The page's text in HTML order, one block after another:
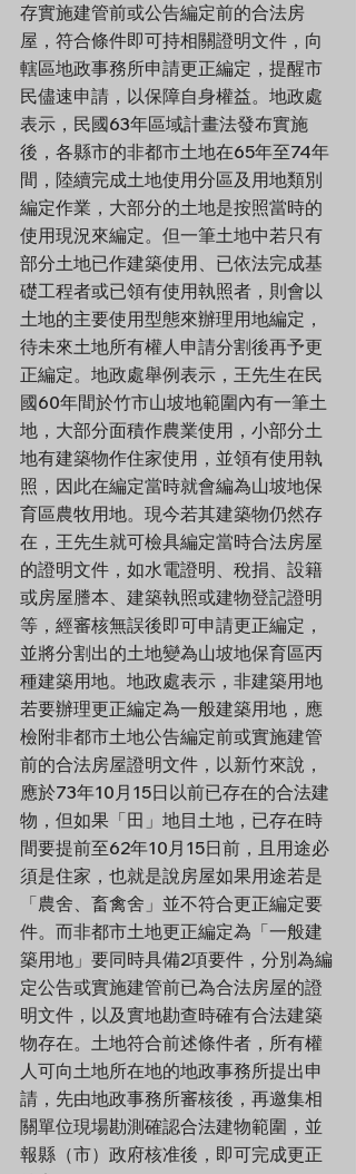
存實施建管前或公告編定前的合法房
屋，符合條件即可持相關證明文件，向
轄區地政事務所申請更正編定，提醒市
民儘速申請，以保障自身權益。地政處
表示，民國63年區域計畫法發布實施
後，各縣市的非都市土地在65年至74年
間，陸續完成土地使用分區及用地類別
編定作業，大部分的土地是按照當時的
使用現況來編定。但一筆土地中若只有
部分土地已作建築使用、已依法完成基
礎工程者或已領有使用執照者，則會以
土地的主要使用型態來辦理用地編定，
待未來土地所有權人申請分割後再予更
正編定。地政處舉例表示，王先生在民
國60年間於竹市山坡地範圍內有一筆土
地，大部分面積作農業使用，小部分土
地有建築物作住家使用，並領有使用執
照，因此在編定當時就會編為山坡地保
育區農牧用地。現今若其建築物仍然存
在，王先生就可檢具編定當時合法房屋
的證明文件，如水電證明、稅捐、設籍
或房屋謄本、建築執照或建物登記證明
等，經審核無誤後即可申請更正編定，
並將分割出的土地變為山坡地保育區丙
種建築用地。地政處表示，非建築用地
若要辦理更正編定為一般建築用地，應
檢附非都市土地公告編定前或實施建管
前的合法房屋證明文件，以新竹來說，
應於73年10月15日以前已存在的合法建
物，但如果「田」地目土地，已存在時
間要提前至62年10月15日前，且用途必
須是住家，也就是說房屋如果用途若是
「農舍、畜禽舍」並不符合更正編定要
件。而非都市土地更正編定為「一般建
築用地」要同時具備2項要件，分別為編
定公告或實施建管前已為合法房屋的證
明文件，以及實地勘查時確有合法建築
物存在。土地符合前述條件者，所有權
人可向土地所在地的地政事務所提出申
請，先由地政事務所審核後，再邀集相
關單位現場勘測確認合法建物範圍，並
報縣（市）政府核准後，即可完成更正